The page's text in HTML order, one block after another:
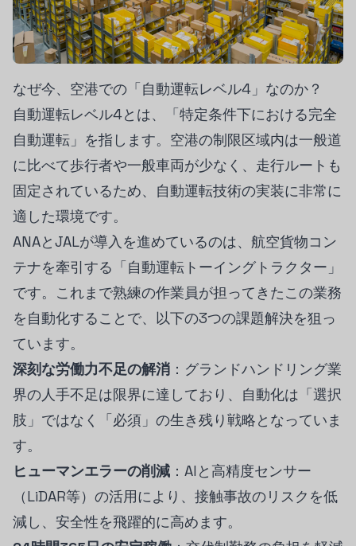
なぜ今、空港での「自動運転レベル4」なのか？
自動運転レベル4とは、「特定条件下における完全
自動運転」を指します。空港の制限区域内は一般道
に比べて歩行者や一般車両が少なく、走行ルートも
固定されているため、自動運転技術の実装に非常に
適した環境です。
ANAとJALが導入を進めているのは、航空貨物コン
テナを牽引する「自動運転トーイングトラクター」
です。これまで熟練の作業員が担ってきたこの業務
を自動化することで、以下の3つの課題解決を狙っ
ています。
深刻な労働力不足の解消 ：グランドハンドリング業
界の人手不足は限界に達しており、自動化は「選択
肢」ではなく「必須」の生き残り戦略となっていま
す。
ヒューマンエラーの削減 ：AIと高精度センサー
（LiDAR等）の活用により、接触事故のリスクを低
減し、安全性を飛躍的に高めます。